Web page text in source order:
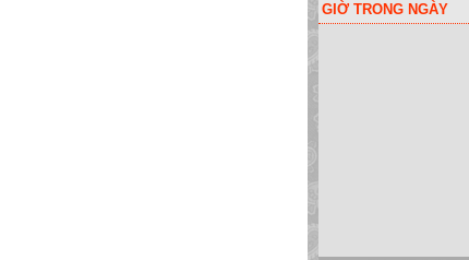
GIỜ TRONG NGÀY
MỪNG QUÍ THẦY CÔ GHÉ